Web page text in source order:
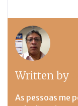
Written by
As pessoas me